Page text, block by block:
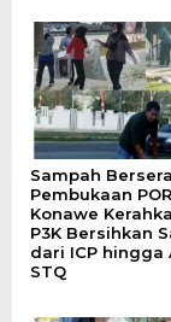
Sampah
Pembukaan
Konawe
P3K Bersihkan
dari ICP hingga
STQ